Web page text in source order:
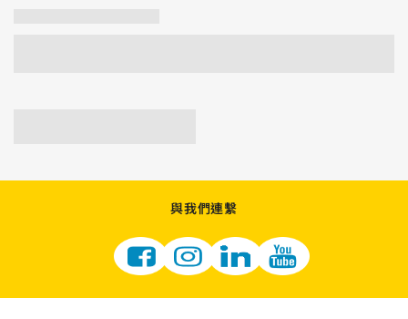
與我們連繫